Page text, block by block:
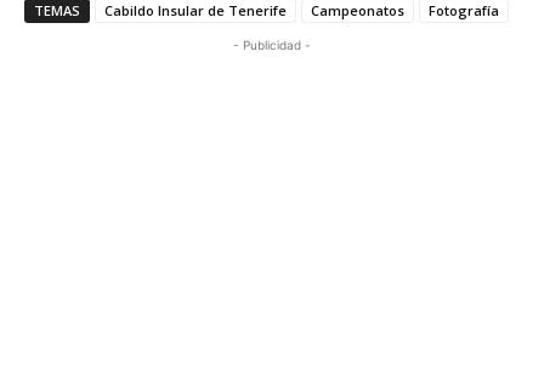
TEMAS Cabildo Insular de Tenerife Campeonatos Fotografía
- Publicidad -